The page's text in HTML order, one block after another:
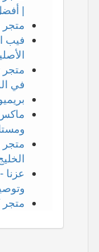
|
متجر
فيب
متجر
في
متجر